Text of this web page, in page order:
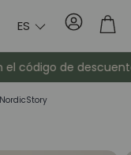
ES Cuenta
de descuento